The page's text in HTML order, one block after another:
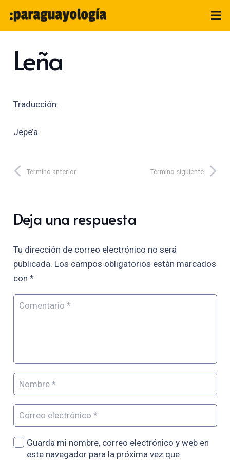
Leña
Traducción:
Jepe’a
Término anterior Término siguiente
Deja una respuesta
Tu dirección de correo electrónico no será
publicada. Los campos obligatorios están marcados
con *
Guarda mi nombre, correo electrónico y web en
este navegador para la próxima vez que